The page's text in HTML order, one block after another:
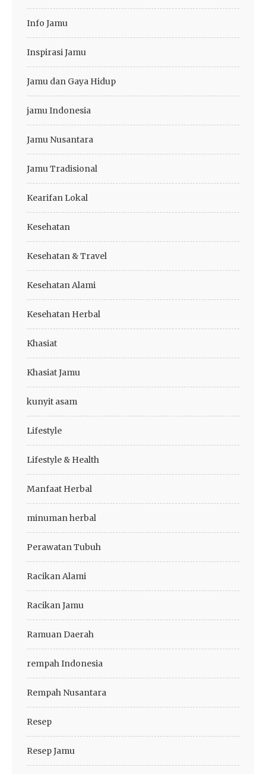
Info Jamu
Inspirasi Jamu
Jamu dan Gaya Hidup
jamu Indonesia
Jamu Nusantara
Jamu Tradisional
Kearifan Lokal
Kesehatan
Kesehatan & Travel
Kesehatan Alami
Kesehatan Herbal
Khasiat
Khasiat Jamu
kunyit asam
Lifestyle
Lifestyle & Health
Manfaat Herbal
minuman herbal
Perawatan Tubuh
Racikan Alami
Racikan Jamu
Ramuan Daerah
rempah Indonesia
Rempah Nusantara
Resep
Resep Jamu